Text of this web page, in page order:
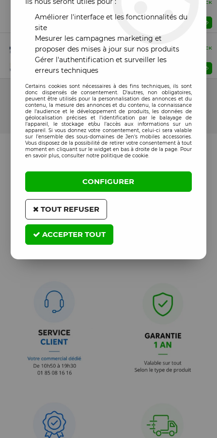
Original
EN STOCK
Boite (Retail)
Original
EN STOCK
Support de chargement iWatch JELLICO W8 blanc
Prix : Veuillez vous connecter
12 articles sur 12
Améliorer l'interface et les fonctionnalités du
site
Mesurer les campagnes marketing et
proposer des mises à jour sur nos produits
Gérer l'authentification et surveiller les
erreurs techniques
Certains cookies sont nécessaires à des fins techniques, ils sont
donc dispensés de consentement. D'autres, non obligatoires,
peuvent être utilisés pour la personnalisation des annonces et du
contenu, la mesure des annonces et du contenu, la connaissance
de l'audience et le développement de produits, les données de
géolocalisation précises et l'identification par le balayage de
l'appareil, le stockage et/ou l'accès aux informations sur un
appareil. Si vous donnez votre consentement, celui-ci sera valable
sur l’ensemble des sous-domaines de Jen's mobiles accessories.
Vous disposez de la possibilité de retirer votre consentement à tout
moment en cliquant sur le widget en bas à droite de la page. Pour
en savoir plus, consulter notre politique de cookie.
CONFIGURER
TOUT REFUSER
ACCEPTER TOUT